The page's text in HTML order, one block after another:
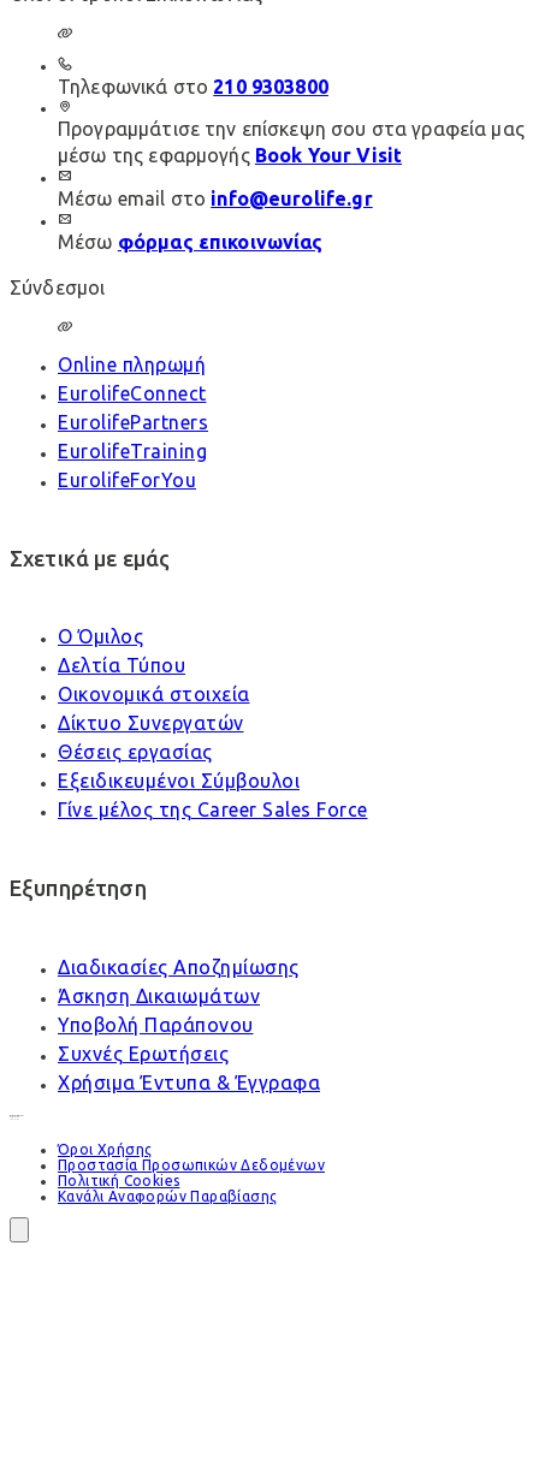
Τηλεφωνικά στο 210 9303800
Προγραμμάτισε την επίσκεψη σου στα γραφεία μας
μέσω της εφαρμογής Book Your Visit
Μέσω email στο info@eurolife.gr
Μέσω φόρμας επικοινωνίας
Σύνδεσμοι
Online πληρωμή
EurolifeConnect
EurolifePartners
EurolifeTraining
EurolifeForYou
Σχετικά με εμάς
Ο Όμιλος
Δελτία Τύπου
Οικονομικά στοιχεία
Δίκτυο Συνεργατών
Θέσεις εργασίας
Εξειδικευμένοι Σύμβουλοι
Γίνε μέλος της Career Sales Force
Εξυπηρέτηση
Διαδικασίες Αποζημίωσης
Άσκηση Δικαιωμάτων
Υποβολή Παράπονου
Συχνές Ερωτήσεις
Χρήσιμα Έντυπα & Έγγραφα
Όροι Χρήσης
Προστασία Προσωπικών Δεδομένων
Πολιτική Cookies
Κανάλι Αναφορών Παραβίασης